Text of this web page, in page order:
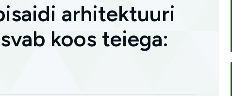
arhitektuuri
koos teiega: